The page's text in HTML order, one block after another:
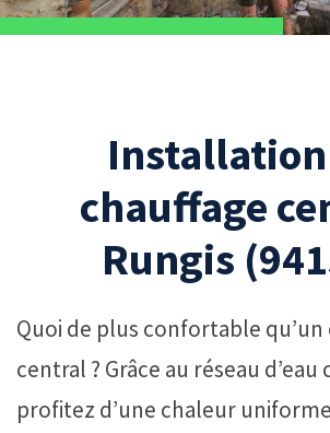
chauffage
Rungis
Quoi de plus confortable qu’un
central ? Grâce au réseau
profitez d’une chaleur